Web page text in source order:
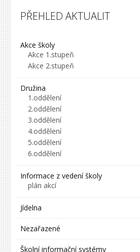
PŘEHLED AKTUALIT
Akce školy
Akce 1.stupeň
Akce 2.stupeň
Družina
1.oddělení
2.oddělení
3.oddělení
4.oddělení
5.oddělení
6.oddělení
Informace z vedení školy
plán akcí
Jídelna
Nezařazené
Školní informační systémy